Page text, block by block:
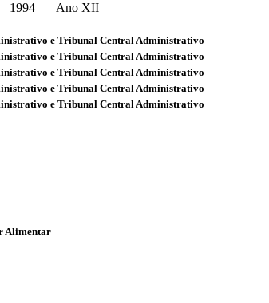
1994 Ano XII
e Tribunal Central Administrativo
e Tribunal Central Administrativo
e Tribunal Central Administrativo
e Tribunal Central Administrativo
e Tribunal Central Administrativo
Alimentar